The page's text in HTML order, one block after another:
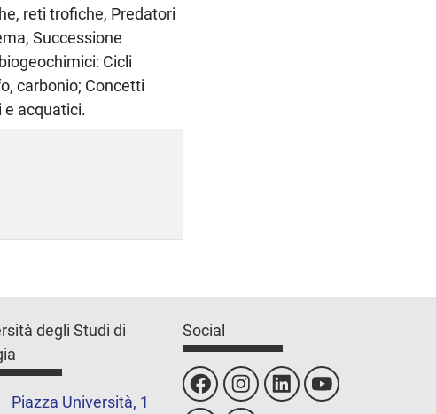
reti trofiche, Predatori
Successione
Cicli
carbonio; Concetti
e acquatici.
degli Studi di
Piazza Università, 1
Social